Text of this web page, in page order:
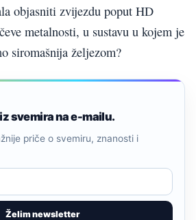
objasniti zvijezdu poput HD
metalnosti, u sustavu u kojem je
siromašnija željezom?
svemira na e-mailu.
Želim newsletter
priče o svemiru, znanosti i